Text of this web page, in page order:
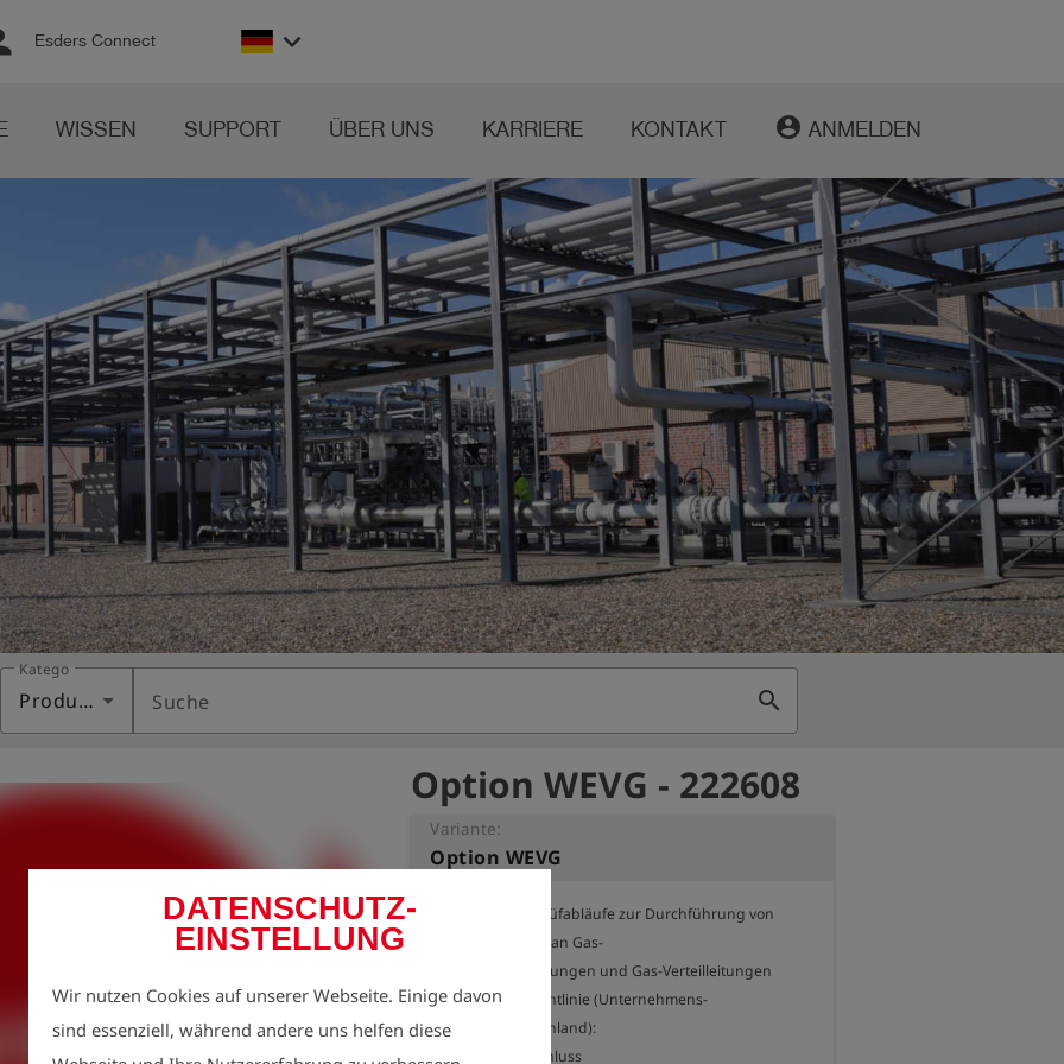
DATENSCHUTZ-
EINSTELLUNG
Wir nutzen Cookies auf unserer Webseite. Einige davon
sind essenziell, während andere uns helfen diese
Esders Connect keyboard_arrow_down
WISSEN SUPPORT ÜBER UNS KARRIERE KONTAKT account_circle ANMELDEN
Kategorie
Produkte Suche search
Option WEVG - 222608
Variante:
Option WEVG
Menügeführte Prüfabläufe zur Durchführung von
Druckprüfungen an Gas-
Netzanschlussleitungen und Gas-Verteilleitungen
gemäß WEVG-Richtlinie (Unternehmens-
Richtlinie, Deutschland):
- WEVG Netzanschluss